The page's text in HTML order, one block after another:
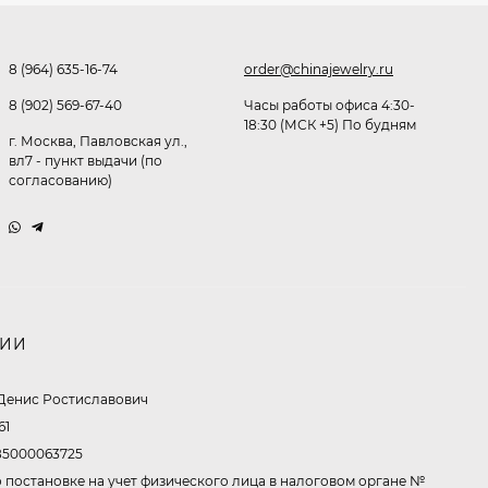
253₽
8 (964) 635-16-74
8 (902) 569-67-40
г. Москва, Павловская ул.,
вл7 - пункт выдачи (по
согласованию)
order@chinajewelry.ru
Часы работы офиса 4:30-
18:30 (МСК +5) По будням
Ростиславович
на учет физического лица в налоговом органе №